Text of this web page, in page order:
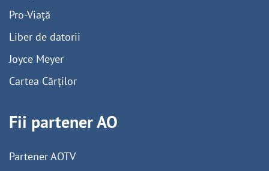
Pro-Viață
Liber de datorii
Joyce Meyer
Cartea Cărților
Fii partener AO
Partener AOTV